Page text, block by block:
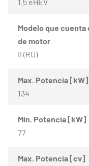
Modelo que cuenta
de motor
II (RU)
Max. Potencia [kW]
134
Mín. Potencia [kW]
77
Max. Potencia [cv]